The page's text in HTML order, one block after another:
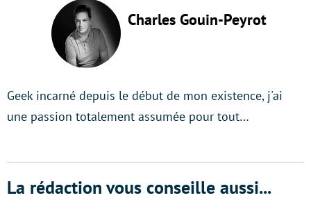
Charles Gouin-Peyrot
Geek incarné depuis le début de mon existence, j'ai
une passion totalement assumée pour tout…
La rédaction vous conseille aussi...